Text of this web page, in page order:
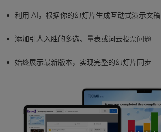
利用 AI，根据你的幻灯片生成互动式演示文稿
添加引人入胜的多选、量表或词云投票问题
始终展示最新版本，实现完整的幻灯片同步